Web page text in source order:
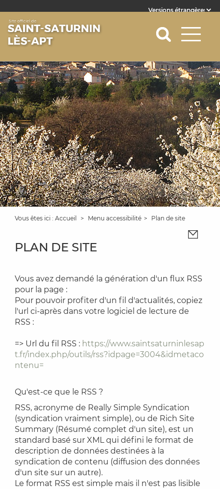
Powered by
Translate
Vous êtes ici : Accueil Menu accessibilité Plan de site
PLAN DE SITE
Vous avez demandé la génération d'un flux RSS
pour la page :
Pour pouvoir profiter d'un fil d'actualités, copiez
l'url ci-après dans votre logiciel de lecture de
RSS :
=> Url du fil RSS : https://www.saintsaturninlesap
t.fr/index.php/outils/rss?idpage=3004&idmetaco
ntenu=
Qu'est-ce que le RSS ?
RSS, acronyme de Really Simple Syndication
(syndication vraiment simple), ou de Rich Site
Summary (Résumé complet d'un site), est un
standard basé sur XML qui défini le format de
description de données destinées à la
syndication de contenu (diffusion des données
d'un site sur un autre).
Le format RSS est simple mais il n'est pas lisible